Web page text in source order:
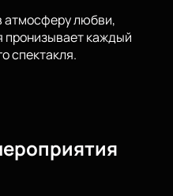
атмосферу любви,
пронизывает каждый
спектакля.